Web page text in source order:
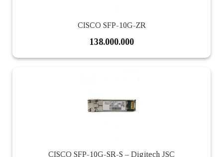
CISCO SFP-10G-ZR
138.000.000
CISCO SFP-10G-SR-S – Digitech JSC